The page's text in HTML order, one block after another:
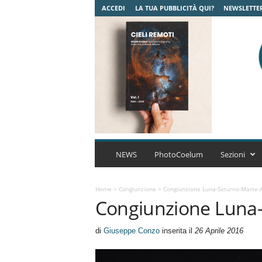
ACCEDI LA TUA PUBBLICITÀ QUI?
C
u
m
t
r
NEWS PhotoCoelum Sezioni
Home > Congiunzione > Congiunzione Luna-Saturno-Marte-
Congiunzione
di Giuseppe Conzoinserita il 26 Aprile 2016